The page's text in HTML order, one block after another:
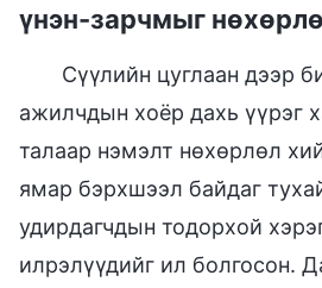
үнэн-зарчмыг
Сүүлийн цуглаан дээр
ажилчдын хоёр дахь үүрэг
талаар нэмэлт нөхөрлөл
ямар бэрхшээл байдаг
удирдагчдын тодорхой
илрэлүүдийг ил болгосон.